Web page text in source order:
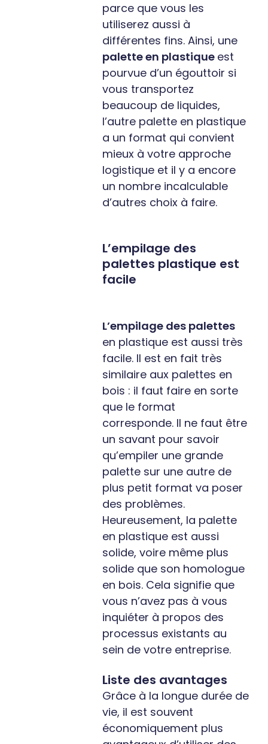
parce que vous les
utiliserez aussi à
différentes fins. Ainsi, une
palette en plastique est
pourvue d’un égouttoir si
vous transportez
beaucoup de liquides,
l’autre palette en plastique
a un format qui convient
mieux à votre approche
logistique et il y a encore
un nombre incalculable
d’autres choix à faire.
L’empilage des
palettes plastique est
facile
L’empilage des palettes
en plastique est aussi très
facile. Il est en fait très
similaire aux palettes en
bois : il faut faire en sorte
que le format
corresponde. Il ne faut être
un savant pour savoir
qu’empiler une grande
palette sur une autre de
plus petit format va poser
des problèmes.
Heureusement, la palette
en plastique est aussi
solide, voire même plus
solide que son homologue
en bois. Cela signifie que
vous n’avez pas à vous
inquiéter à propos des
processus existants au
sein de votre entreprise.
Liste des avantages
Grâce à la longue durée de
vie, il est souvent
économiquement plus